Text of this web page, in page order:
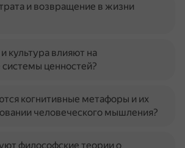
и возвращение в жизни
культура влияют на
ценностей?
когнитивные метафоры и их
человеческого мышления?
философские теории о